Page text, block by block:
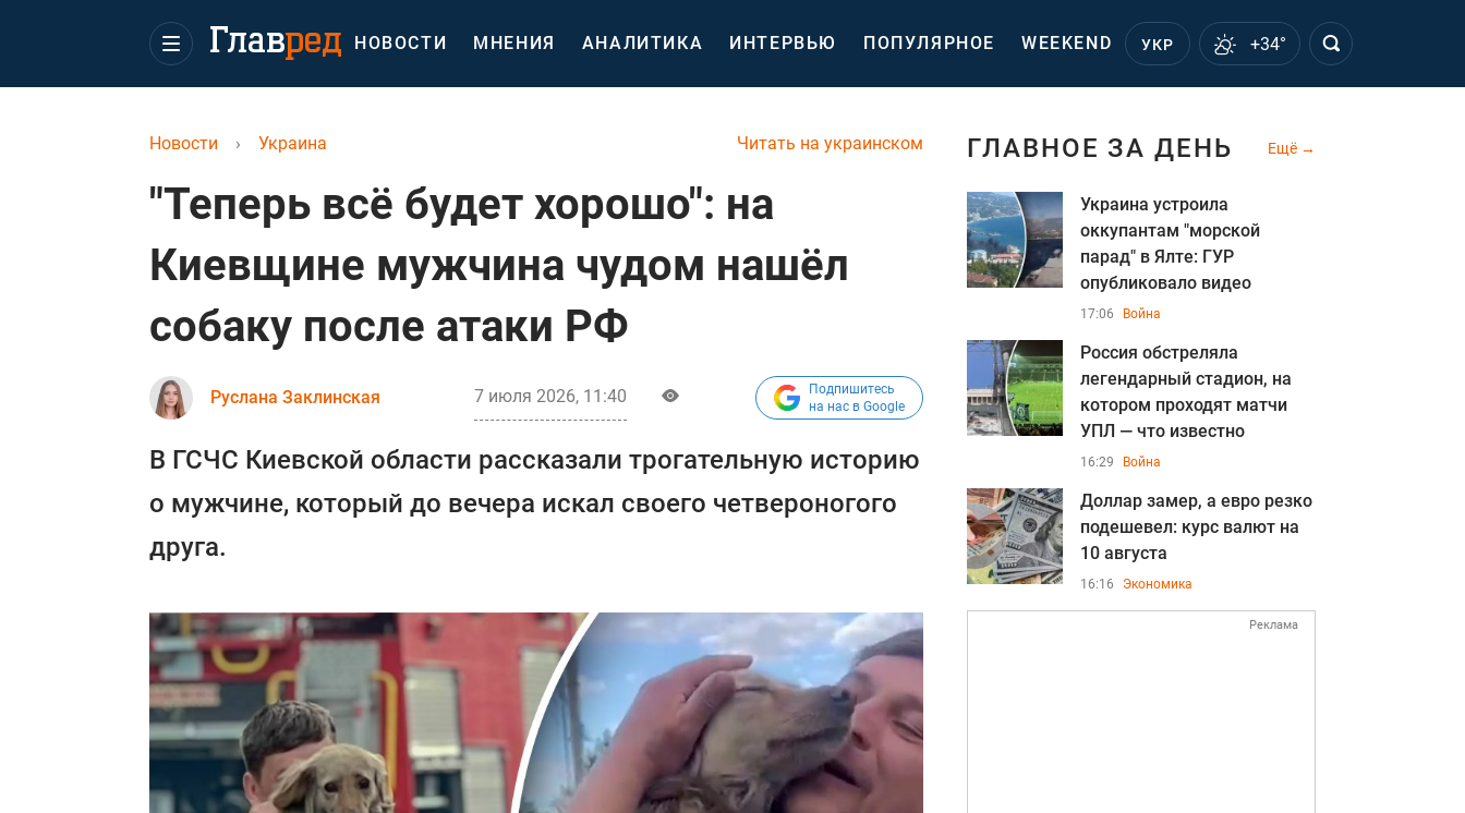
НОВОСТИ МНЕНИЯ АНАЛИТИКА ИНТЕРВЬЮ ПОПУЛЯРНОЕ WEEKEND УКР +34°
Читать на украинском
Новости › Украина
"Теперь всё будет хорошо": на
Киевщине мужчина чудом нашёл
собаку после атаки РФ
Руслана Заклинская 7 июля 2026, 11:40
Подпишитесь
на нас в Google
В ГСЧС Киевской области рассказали трогательную историю
о мужчине, который до вечера искал своего четвероногого
друга.
ГЛАВНОЕ ЗА ДЕНЬ Ещё
Украина устроила
оккупантам "морской
парад" в Ялте: ГУР
опубликовало видео
17:06 Война
Россия обстреляла
легендарный стадион, на
котором проходят матчи
УПЛ — что известно
16:29 Война
Доллар замер, а евро резко
подешевел: курс валют на
10 августа
16:16 Экономика
Реклама